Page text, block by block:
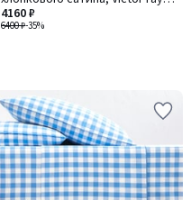
/ Виктор райе
6400 ₽-35%
4160 ₽